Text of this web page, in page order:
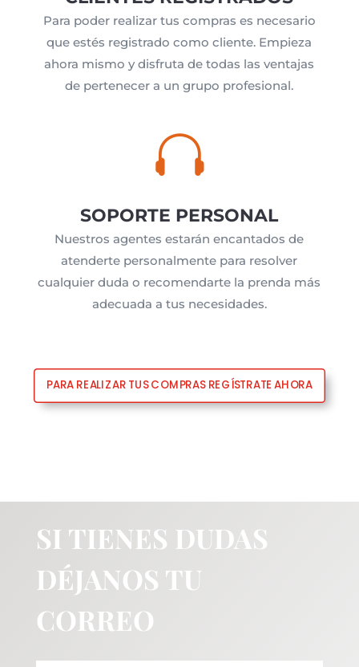
Para poder realizar tus compras es necesario
que estés registrado como cliente. Empieza
ahora mismo y disfruta de todas las ventajas
de pertenecer a un grupo profesional.

SOPORTE PERSONAL
Nuestros agentes estarán encantados de
atenderte personalmente para resolver
cualquier duda o recomendarte la prenda más
adecuada a tus necesidades.
PARA REALIZAR TUS COMPRAS REGÍSTRATE AHORA
SI TIENES DUDAS
DÉJANOS TU
CORREO